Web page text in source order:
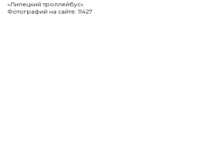
«Липецкий троллейбус»
Фотографий на сайте: 11427